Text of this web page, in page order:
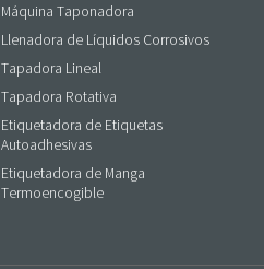
Máquina Taponadora
Llenadora de Líquidos Corrosivos
Tapadora Lineal
Tapadora Rotativa
Etiquetadora de Etiquetas
Autoadhesivas
Etiquetadora de Manga
Termoencogible